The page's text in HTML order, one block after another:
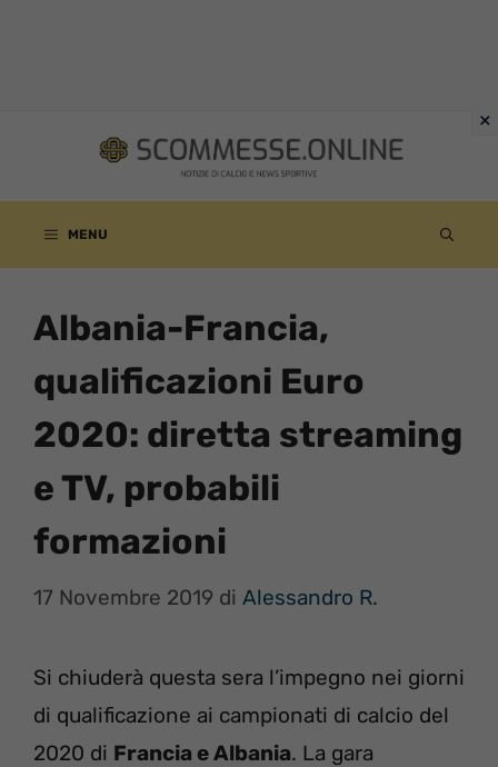
contenuto
MENU
Albania-Francia,
qualificazioni Euro
2020: diretta streaming
e TV, probabili
formazioni
17 Novembre 2019 di Alessandro R.
Si chiuderà questa sera l’impegno nei giorni
di qualificazione ai campionati di calcio del
2020 di Francia e Albania. La gara